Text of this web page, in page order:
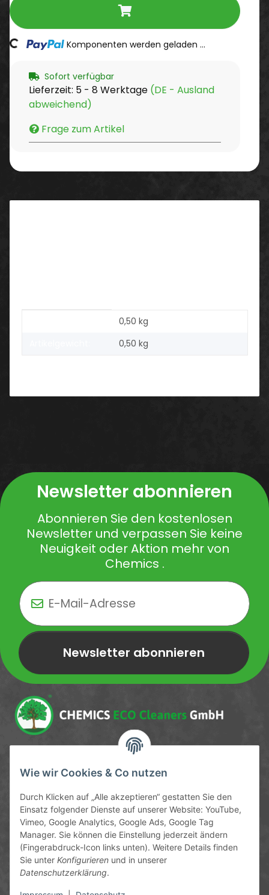
Wie wir Cookies & Co nutzen
Durch Klicken auf „Alle akzeptieren“ gestatten Sie den
Einsatz folgender Dienste auf unserer Website: YouTube,
Vimeo, Google Analytics, Google Ads, Google Tag
Manager. Sie können die Einstellung jederzeit ändern
(Fingerabdruck-Icon links unten). Weitere Details finden
Sie unter Konfigurieren und in unserer
Datenschutzerklärung.
Komponenten werden geladen ...
Sofort verfügbar
Lieferzeit: 5 - 8 Werktage (DE - Ausland
abweichend)
Frage zum Artikel
Produkteigenschaft0,50 kg
0,50 kg
Newsletter abonnieren
Abonnieren Sie den kostenlosen
Newsletter und verpassen Sie keine
Neuigkeit oder Aktion mehr von
Chemics .
Newsletter abonnieren
Newsletter Newsletter abonnieren
Service-Hotline
09372 / 70 80 90
Mo-Fr, 09:00-12:00 | 13:00-17:00 Uhr
Hinter den Straßenäckern 11-13
63906 Erlenbach
info@chemics.eu